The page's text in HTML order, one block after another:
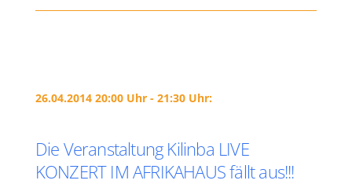
26.04.2014 20:00 Uhr - 21:30 Uhr:
Die Veranstaltung Kilinba LIVE
KONZERT IM AFRIKAHAUS fällt aus!!!